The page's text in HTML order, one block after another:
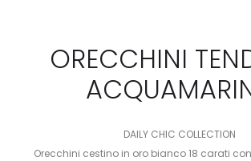
ORECCHINI
DAILY CHIC COLLECTION
Orecchini cestino in oro bianco 18 carati